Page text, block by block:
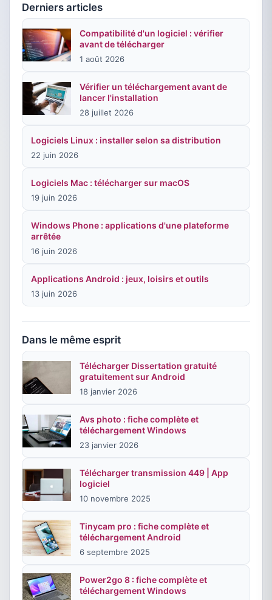
Derniers articles
Compatibilité d'un logiciel : vérifier
avant de télécharger
1 août 2026
Vérifier un téléchargement avant de
lancer l'installation
28 juillet 2026
Logiciels Linux : installer selon sa distribution
22 juin 2026
Logiciels Mac : télécharger sur macOS
19 juin 2026
Windows Phone : applications d'une plateforme
arrêtée
16 juin 2026
Applications Android : jeux, loisirs et outils
13 juin 2026
Dans le même esprit
Télécharger Dissertation gratuité
gratuitement sur Android
18 janvier 2026
Avs photo : fiche complète et
téléchargement Windows
23 janvier 2026
Télécharger transmission 449 | App
logiciel
10 novembre 2025
Tinycam pro : fiche complète et
téléchargement Android
6 septembre 2025
Power2go 8 : fiche complète et
téléchargement Windows